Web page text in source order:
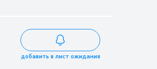
—
добавить в лист ожидания